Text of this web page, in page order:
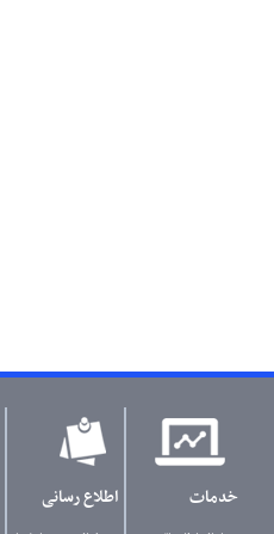
خدمات اطلاع رسانی